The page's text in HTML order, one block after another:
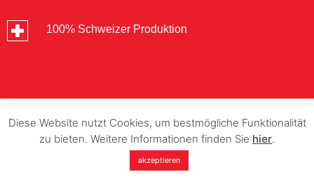
100% Schweizer Produktion
Diese Website nutzt Cookies, um bestmögliche Funktionalität
zu bieten. Weitere Informationen finden Sie hier.
akzeptieren